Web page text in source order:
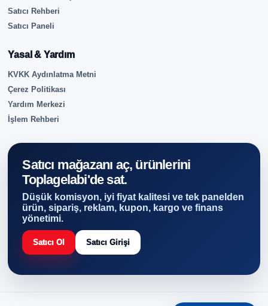
Satıcı Rehberi
Satıcı Paneli
Yasal & Yardım
KVKK Aydınlatma Metni
Çerez Politikası
Yardım Merkezi
İşlem Rehberi
Satıcı mağazanı aç, ürünlerini
Toplagelabi'de sat.
Düşük komisyon, iyi fiyat kalitesi ve tek panelden
ürün, sipariş, reklam, kupon, kargo ve finans
yönetimi.
Satıcı Ol Satıcı Girişi